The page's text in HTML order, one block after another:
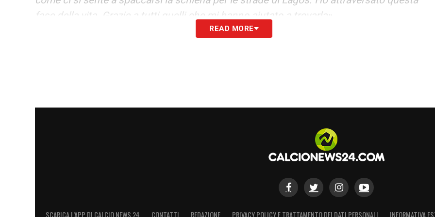
fase della vita. Grazie a tutti quelli che mi hanno aiutato a trovarla».
READ MORE
SCARICA L’APP DI CALCIO NEWS 24 CONTATTI REDAZIONE PRIVACY POLICY E TRATTAMENTO DEI DATI PERSONALI INFORMATIVA